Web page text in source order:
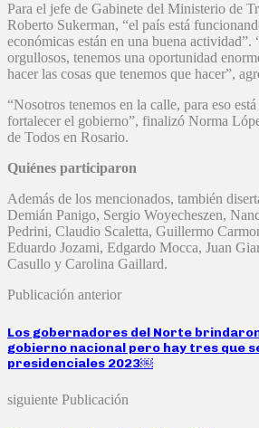
Para el jefe de Gabinete del Ministerio de
Roberto Sukerman, “el país está
económicas están en una buena actividad”.
orgullosos, tenemos una oportunidad
hacer las cosas que tenemos que hacer”,
“Nosotros tenemos en la calle, para eso
fortalecer el gobierno”, finalizó Norma
de Todos en Rosario.
Quiénes participaron
Además de los mencionados, también
Demián Panigo, Sergio Woyecheszen,
Pedrini, Claudio Scaletta, Guillermo
Eduardo Jozami, Edgardo Mocca, Juan
Casullo y Carolina Gaillard.
Publicación anterior
Los gobernadores del Norte
gobierno nacional pero hay tres que
presidenciales 2023￼
siguiente Publicación